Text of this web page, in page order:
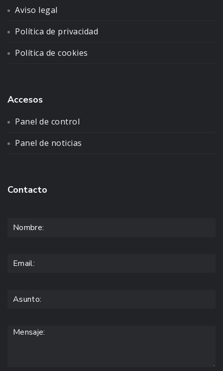
Aviso legal
Política de privacidad
Política de cookies
Accesos
Panel de control
Panel de noticias
Contacto